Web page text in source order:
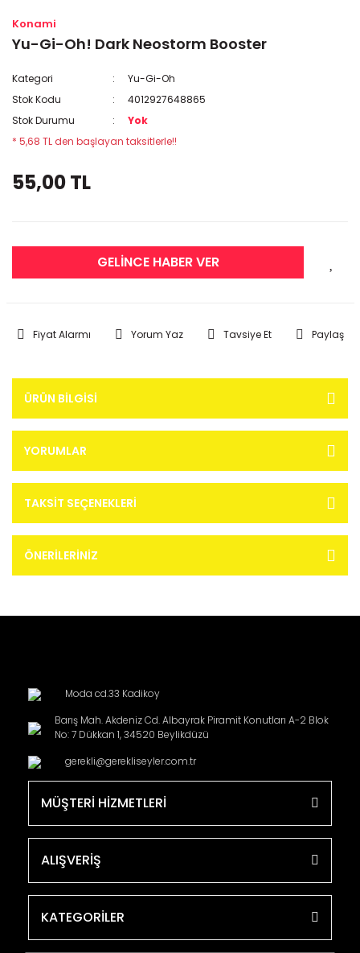
Konami
Yu-Gi-Oh! Dark Neostorm Booster
Kategori
Yu-Gi-Oh
Stok Kodu
4012927648865
Stok Durumu
Yok
* 5,68 TL den başlayan taksitlerle!!
55,00 TL
GELİNCE HABER VER
Fiyat Alarmı Yorum Yaz Tavsiye Et Paylaş
ÜRÜN BILGISI
YORUMLAR
TAKSIT SEÇENEKLERI
ÖNERILERINIZ
Moda cd.33 Kadikoy
Barış Mah. Akdeniz Cd. Albayrak Piramit Konutları A-2 Blok
No: 7 Dükkan 1, 34520 Beylikdüzü
gerekli@gerekliseyler.com.tr
MÜŞTERİ HİZMETLERİ
ALIŞVERİŞ
KATEGORİLER